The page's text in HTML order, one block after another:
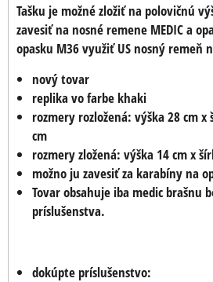
Tašku je možné zložiť na polovičnú
zavesiť na nosné remene MEDIC a
opasku M36 využiť US nosný remeň
nový tovar
replika vo farbe khaki
rozmery rozložená: výška 28 cm x
cm
rozmery zložená: výška 14 cm x
možno ju zavesiť za karabíny na
Tovar obsahuje iba medic brašnu
príslušenstva.
dokúpte príslušenstvo: